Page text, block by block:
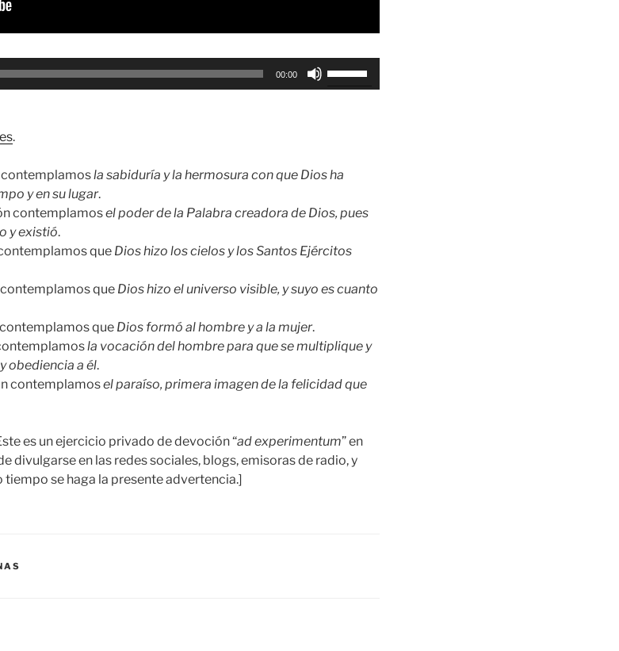
00:00
para
o
el
.
contemplamosla sabiduría y la hermosura con que Dios ha
y en su lugar.
contemplamosel poder de la Palabra creadora de Dios, pues
y existió.
que Dios hizo los cielos y los Santos Ejércitos
que Dios hizo el universo visible, y suyo es cuanto
que Dios formó al hombre y a la mujer.
la vocación del hombre para que se multiplique y
obediencia a él.
contemplamosel paraíso, primera imagen de la felicidad que
es un ejercicio privado de devoción “ad experimentum” en
divulgarse en las redes sociales, blogs, emisoras de radio, y
se haga la presente advertencia.]